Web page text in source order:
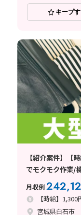
キープ
【紹介案件】【
でモクモク作業/
月収例
【時給】1,300
宮城県白石市